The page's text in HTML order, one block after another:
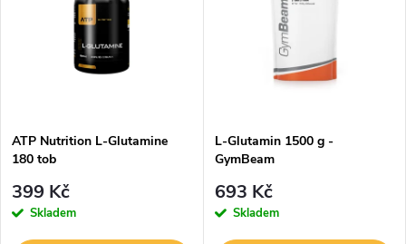
p
r
s
p
r
ATP Nutrition L-Glutamine
180 tob
399 Kč
Skladem
L-Glutamin 1500 g -
GymBeam
693 Kč
Skladem